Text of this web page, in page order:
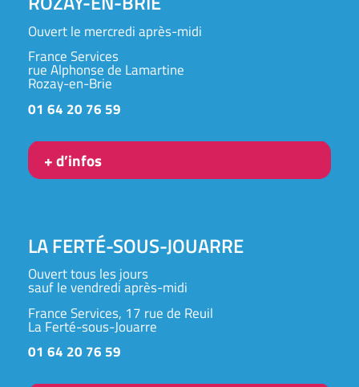
Ouvert le mercredi après-midi
France Services
rue Alphonse de Lamartine
Rozay-en-Brie
01 64 20 76 59
+ d’infos
LA FERTÉ-SOUS-JOUARRE
Ouvert tous les jours
sauf le vendredi après-midi
France Services, 17 rue de Reuil
La Ferté-sous-Jouarre
01 64 20 76 59